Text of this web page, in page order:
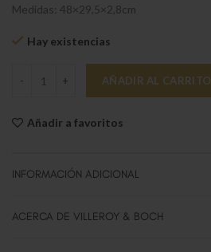
Medidas: 48×29,5×2,8cm
Hay existencias
For Me Plato llano cantidad
AÑADIR AL CARRITO
Añadir a favoritos
INFORMACIÓN ADICIONAL
ACERCA DE VILLEROY & BOCH